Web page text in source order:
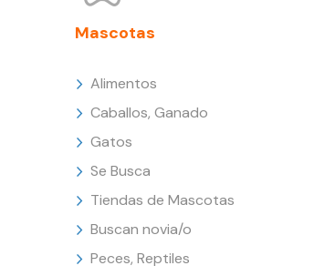
Mascotas
Alimentos
Caballos, Ganado
Gatos
Se Busca
Tiendas de Mascotas
Buscan novia/o
Peces, Reptiles